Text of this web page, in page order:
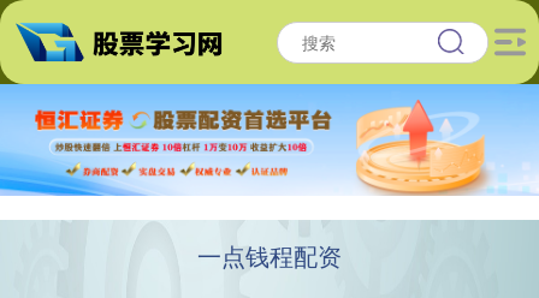
一点钱程配资